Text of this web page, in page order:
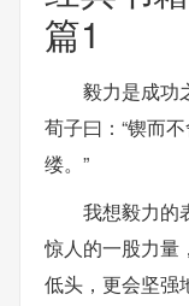
篇1
毅力是成功
荀子曰：“锲而
缕。”
我想毅力的
惊人的一股力量
低头，更会坚强